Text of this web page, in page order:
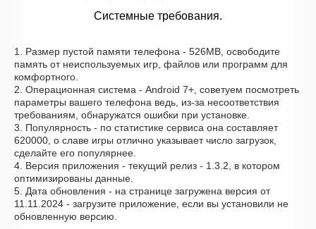
Системные требования.
1. Размер пустой памяти телефона - 526MB, освободите
память от неиспользуемых игр, файлов или программ для
комфортного.
2. Операционная система - Android 7+, советуем посмотреть
параметры вашего телефона ведь, из-за несоответствия
требованиям, обнаружатся ошибки при установке.
3. Популярность - по статистике сервиса она составляет
620000, о cлаве игры отлично указывает число загрузок,
сделайте его популярнее.
4. Версия приложения - текущий релиз - 1.3.2, в котором
оптимизированы данные.
5. Дата обновления - на странице загружена версия от
11.11.2024 - загрузите приложение, если вы установили не
обновленную версию.